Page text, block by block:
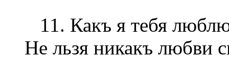
11. Какъ я тебя
Не льзя никакъ любви